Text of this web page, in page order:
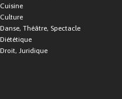
Cuisine
Culture
Danse, Théâtre, Spectacle
Diététique
Droit, Juridique